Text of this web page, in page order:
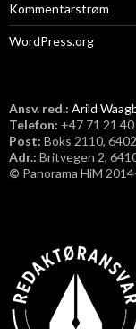
Kommentarstrøm
WordPress.org
Ansv. red.: Arild
Telefon: ​+47 71 21
Post: Boks 2110,
Adr.: Britvegen 2,
© Panorama HiM